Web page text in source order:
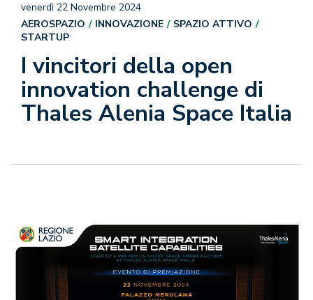
I vincitori della open
innovation challenge di
Thales Alenia Space Italia
venerdì 22 Novembre 2024
AEROSPAZIO
INNOVAZIONE
SPAZIO ATTIVO
STARTUP